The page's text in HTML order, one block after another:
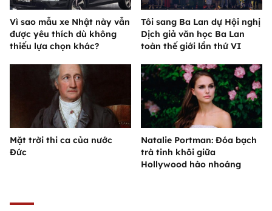
Vì sao mẫu xe Nhật này vẫn
được yêu thích dù không
thiếu lựa chọn khác?
Tôi sang Ba Lan dự Hội nghị
Dịch giả văn học Ba Lan
toàn thế giới lần thứ VI
Mặt trời thi ca của nước
Đức
Natalie Portman: Đóa bạch
trà tinh khôi giữa
Hollywood hào nhoáng